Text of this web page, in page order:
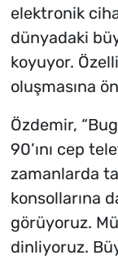
elektronik
dünyadaki
koyuyor.
oluşmasına
Özdemir,
90’ını cep
zamanlarda
konsollarına
görüyoruz.
dinliyoruz.